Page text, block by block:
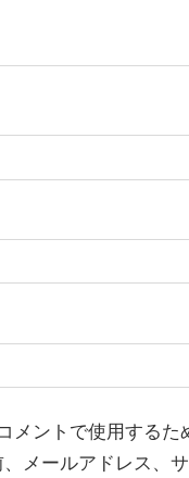
メントで使用するた
メールアドレス、